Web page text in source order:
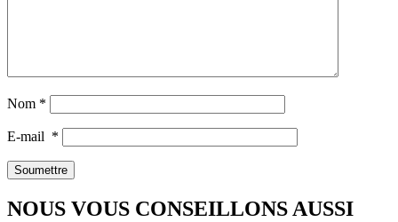
Nom *
E-mail *
NOUS VOUS CONSEILLONS AUSSI